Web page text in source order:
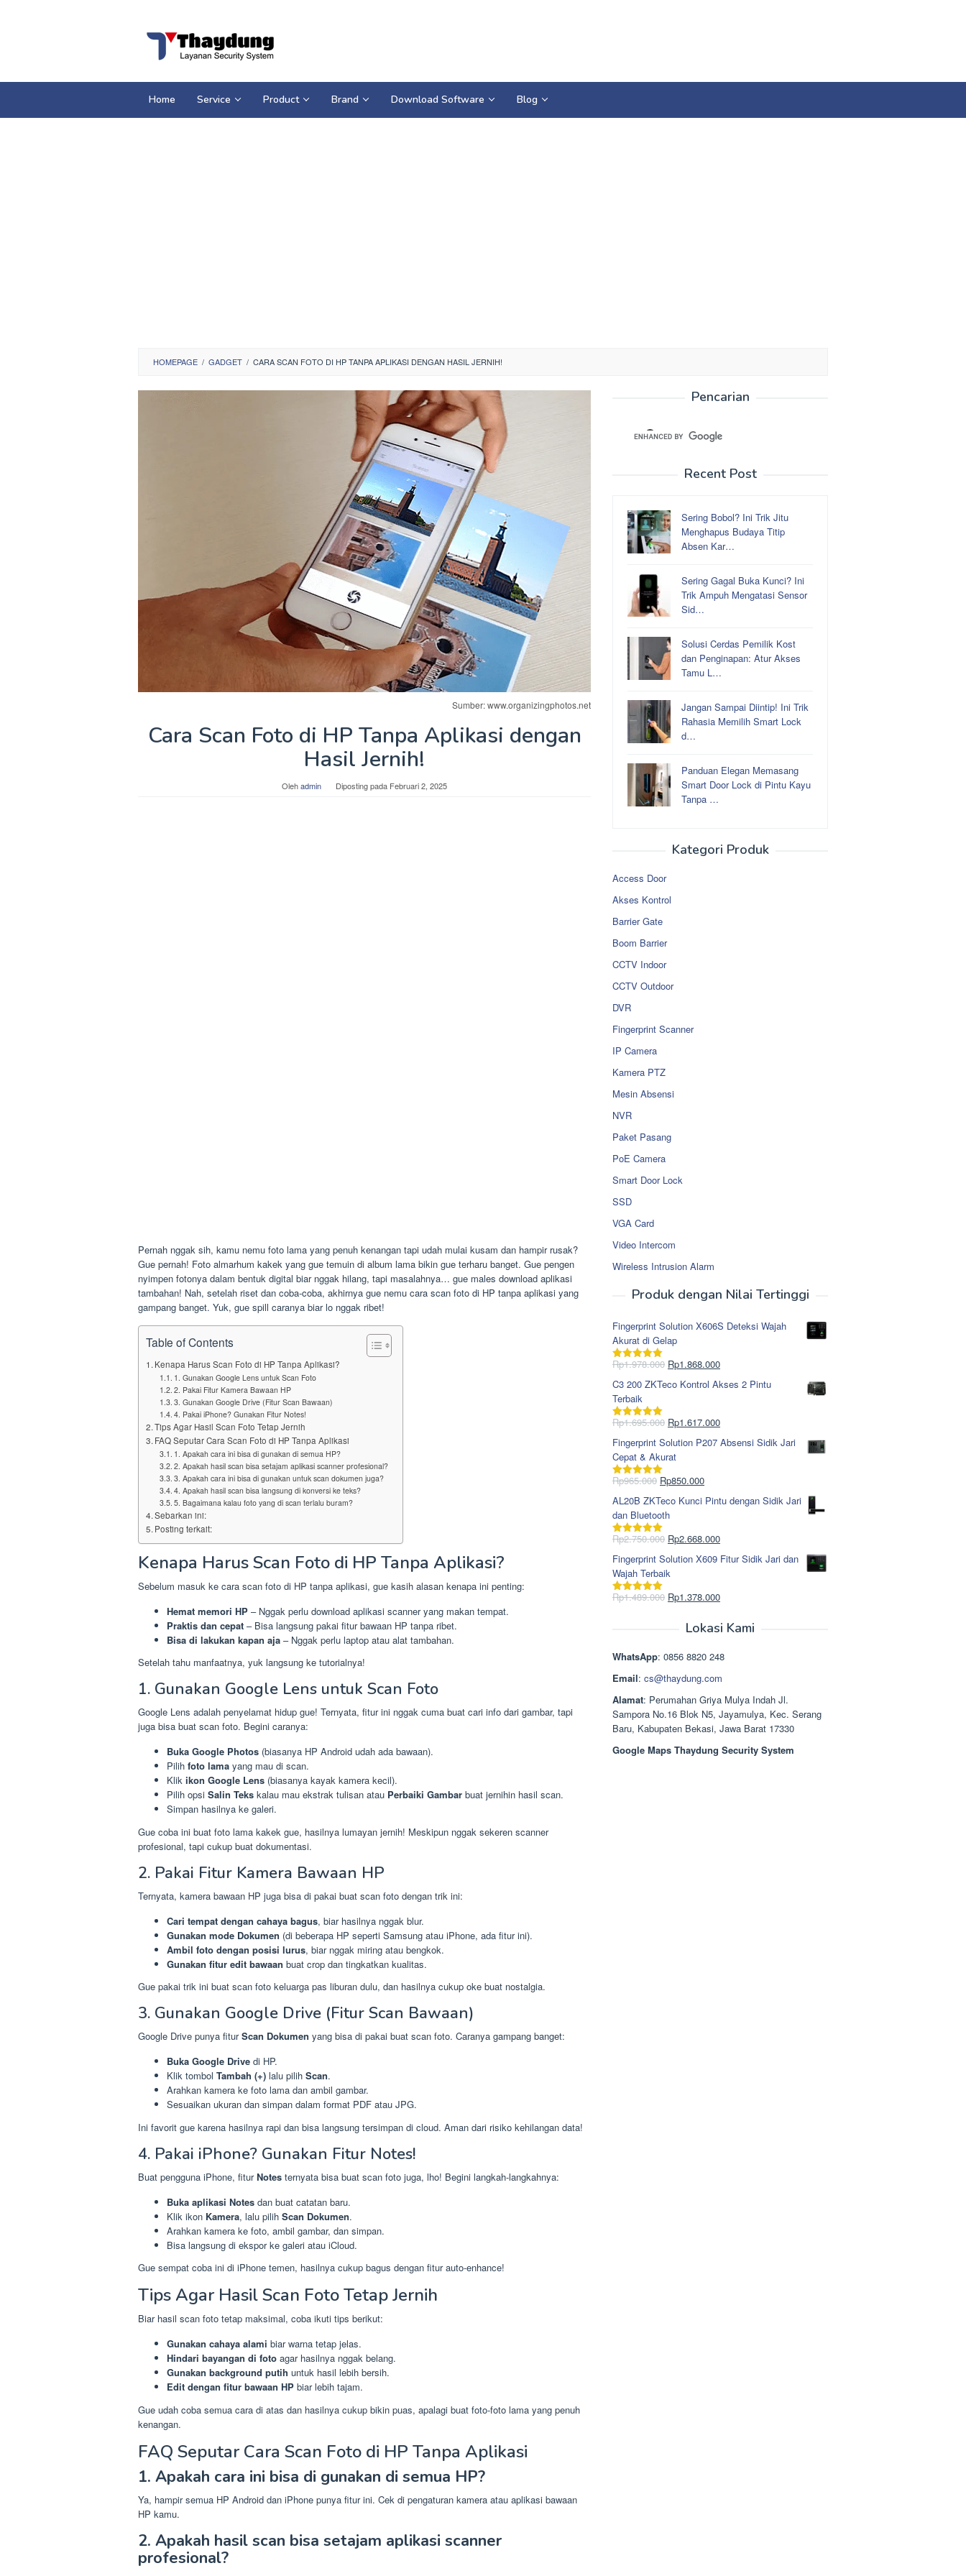
Home Service Product Brand Download Software Blog
HOMEPAGE / GADGET / CARA SCAN FOTO DI HP TANPA APLIKASI DENGAN HASIL JERNIH!
Sumber: www.organizingphotos.net
Cara Scan Foto di HP Tanpa Aplikasi dengan
Hasil Jernih!
Olehadmin Diposting pada Februari 2, 2025
Pernah nggak sih, kamu nemu foto lama yang penuh kenangan tapi udah mulai kusam dan hampir rusak?
Gue pernah! Foto almarhum kakek yang gue temuin di album lama bikin gue terharu banget. Gue pengen
nyimpen fotonya dalam bentuk digital biar nggak hilang, tapi masalahnya… gue males download aplikasi
tambahan! Nah, setelah riset dan coba-coba, akhirnya gue nemu cara scan foto di HP tanpa aplikasi yang
gampang banget. Yuk, gue spill caranya biar lo nggak ribet!
Table of Contents
Kenapa Harus Scan Foto di HP Tanpa Aplikasi?
1. Gunakan Google Lens untuk Scan Foto
2. Pakai Fitur Kamera Bawaan HP
3. Gunakan Google Drive (Fitur Scan Bawaan)
4. Pakai iPhone? Gunakan Fitur Notes!
Tips Agar Hasil Scan Foto Tetap Jernih
FAQ Seputar Cara Scan Foto di HP Tanpa Aplikasi
1. Apakah cara ini bisa di gunakan di semua HP?
2. Apakah hasil scan bisa setajam aplikasi scanner profesional?
3. Apakah cara ini bisa di gunakan untuk scan dokumen juga?
4. Apakah hasil scan bisa langsung di konversi ke teks?
5. Bagaimana kalau foto yang di scan terlalu buram?
Sebarkan ini:
Posting terkait:
Kenapa Harus Scan Foto di HP Tanpa Aplikasi?
Sebelum masuk ke cara scan foto di HP tanpa aplikasi, gue kasih alasan kenapa ini penting:
Hemat memori HP – Nggak perlu download aplikasi scanner yang makan tempat.
Praktis dan cepat – Bisa langsung pakai fitur bawaan HP tanpa ribet.
Bisa di lakukan kapan aja – Nggak perlu laptop atau alat tambahan.
Setelah tahu manfaatnya, yuk langsung ke tutorialnya!
1. Gunakan Google Lens untuk Scan Foto
Google Lens adalah penyelamat hidup gue! Ternyata, fitur ini nggak cuma buat cari info dari gambar, tapi
juga bisa buat scan foto. Begini caranya:
Buka Google Photos (biasanya HP Android udah ada bawaan).
Pilih foto lama yang mau di scan.
Klik ikon Google Lens (biasanya kayak kamera kecil).
Pilih opsi Salin Teks kalau mau ekstrak tulisan atau Perbaiki Gambar buat jernihin hasil scan.
Simpan hasilnya ke galeri.
Gue coba ini buat foto lama kakek gue, hasilnya lumayan jernih! Meskipun nggak sekeren scanner
profesional, tapi cukup buat dokumentasi.
2. Pakai Fitur Kamera Bawaan HP
Ternyata, kamera bawaan HP juga bisa di pakai buat scan foto dengan trik ini:
Cari tempat dengan cahaya bagus, biar hasilnya nggak blur.
Gunakan mode Dokumen (di beberapa HP seperti Samsung atau iPhone, ada fitur ini).
Ambil foto dengan posisi lurus, biar nggak miring atau bengkok.
Gunakan fitur edit bawaan buat crop dan tingkatkan kualitas.
Gue pakai trik ini buat scan foto keluarga pas liburan dulu, dan hasilnya cukup oke buat nostalgia.
3. Gunakan Google Drive (Fitur Scan Bawaan)
Google Drive punya fiturScan Dokumen yang bisa di pakai buat scan foto. Caranya gampang banget:
Buka Google Drive di HP.
Klik tombol Tambah (+) lalu pilih Scan.
Arahkan kamera ke foto lama dan ambil gambar.
Sesuaikan ukuran dan simpan dalam format PDF atau JPG.
Ini favorit gue karena hasilnya rapi dan bisa langsung tersimpan di cloud. Aman dari risiko kehilangan data!
4. Pakai iPhone? Gunakan Fitur Notes!
Buat pengguna iPhone, fiturNotes ternyata bisa buat scan foto juga, lho! Begini langkah-langkahnya:
Buka aplikasi Notes dan buat catatan baru.
Klik ikon Kamera, lalu pilih Scan Dokumen.
Arahkan kamera ke foto, ambil gambar, dan simpan.
Bisa langsung di ekspor ke galeri atau iCloud.
Gue sempat coba ini di iPhone temen, hasilnya cukup bagus dengan fitur auto-enhance!
Tips Agar Hasil Scan Foto Tetap Jernih
Biar hasil scan foto tetap maksimal, coba ikuti tips berikut:
Gunakan cahaya alami biar warna tetap jelas.
Hindari bayangan di foto agar hasilnya nggak belang.
Gunakan background putih untuk hasil lebih bersih.
Edit dengan fitur bawaan HP biar lebih tajam.
Gue udah coba semua cara di atas dan hasilnya cukup bikin puas, apalagi buat foto-foto lama yang penuh
kenangan.
FAQ Seputar Cara Scan Foto di HP Tanpa Aplikasi
1. Apakah cara ini bisa di gunakan di semua HP?
Ya, hampir semua HP Android dan iPhone punya fitur ini. Cek di pengaturan kamera atau aplikasi bawaan
HP kamu.
2. Apakah hasil scan bisa setajam aplikasi scanner
profesional?
Pencarian
Recent Post
Sering Bobol? Ini Trik Jitu
Menghapus Budaya Titip
Absen Kar…
Sering Gagal Buka Kunci? Ini
Trik Ampuh Mengatasi Sensor
Sid…
Solusi Cerdas Pemilik Kost
dan Penginapan: Atur Akses
Tamu L…
Jangan Sampai Diintip! Ini Trik
Rahasia Memilih Smart Lock
d…
Panduan Elegan Memasang
Smart Door Lock di Pintu Kayu
Tanpa …
Kategori Produk
Access Door
Akses Kontrol
Barrier Gate
Boom Barrier
CCTV Indoor
CCTV Outdoor
DVR
Fingerprint Scanner
IP Camera
Kamera PTZ
Mesin Absensi
NVR
Paket Pasang
PoE Camera
Smart Door Lock
SSD
VGA Card
Video Intercom
Wireless Intrusion Alarm
Produk dengan Nilai Tertinggi
Fingerprint Solution X606S Deteksi Wajah
Akurat di Gelap
Dinilai5.00
Rp1.978.000 Harga
aslinya
adalah:
Rp1.868.000Harga
saat
ini
Rp1.868.000.
C3 200 ZKTeco Kontrol Akses 2 Pintu
Terbaik
Dinilai5.00
Rp1.695.000 Harga
aslinya
adalah:
Rp1.695.000.
Rp1.617.000Harga
saat
ini
Fingerprint Solution P207 Absensi Sidik Jari
Cepat & Akurat
Dinilai5.00
Rp965.000 Harga
aslinya
adalah:
Rp965.000.
Rp850.000Harga
saat
ini
Rp850.000.
AL20B ZKTeco Kunci Pintu dengan Sidik Jari
dan Bluetooth
Dinilai5.00
Rp2.750.000 Harga
aslinya
adalah:
Rp2.750.000.
Rp2.668.000Harga
saat
ini
Rp2.668.000.
Fingerprint Solution X609 Fitur Sidik Jari dan
Wajah Terbaik
Dinilai5.00
Rp1.489.000 Harga
adalah:
Rp1.378.000Harga
ini
Rp1.378.000.
Lokasi Kami
WhatsApp: 0856 8820 248
Email: cs@thaydung.com
Alamat: Perumahan Griya Mulya Indah Jl.
Sampora No.16 Blok N5, Jayamulya, Kec. Serang
Baru, Kabupaten Bekasi, Jawa Barat 17330
Google Maps Thaydung Security System